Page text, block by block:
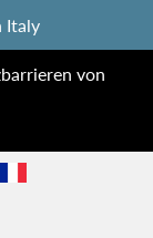
Italy
von